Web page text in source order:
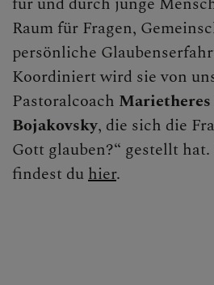
Bibelgarten
Geistliche
MITMACHEN
BEGEGNEN
Raum für Fragen,
persönliche
Koordiniert wird sie von
Pastoralcoach
Bojakovsky, die sich die
Gott glauben?“ gestellt
findest duhier.